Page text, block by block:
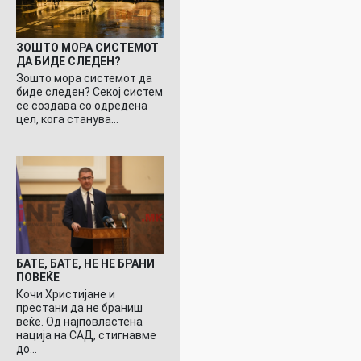
ЗОШТО МОРА СИСТЕМОТ
ДА БИДЕ СЛЕДЕН?
Зошто мора системот да
биде следен? Секој систем
се создава со одредена
цел, кога станува…
БАТЕ, БАТЕ, НЕ НЕ БРАНИ
ПОВЕЌЕ
Кочи Христијане и
престани да не браниш
веќе. Од најповластена
нација на САД, стигнавме
до…